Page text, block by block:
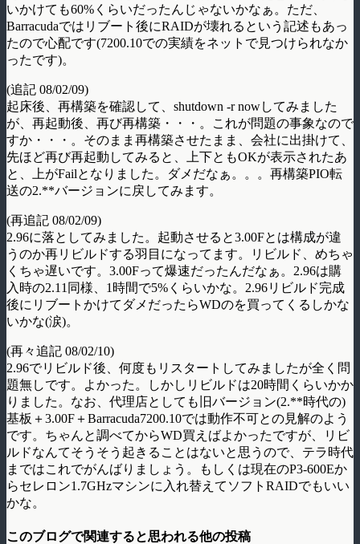
いかけても60%くらいだったんじゃないかなぁ。ただ、
Barracudaではリブート後にRAIDが壊れるという記述もあっ
たので心配です(7200.10での実績をネットで見つけられなか
ったです)。
(追記 08/02/09)
起床後、再構築を確認して、shutdown -r nowしてみました
が、再起動後、再び再構築・・・。これが問題の事象なので
すか・・・。そのまま再構築させたまま、会社に出掛けて、
先ほど再び再起動してみると、上下ともOKが表示されたあ
と、上がFailとなりました。ダメだなぁ。。。再構築PIO転
送の2.**バージョンに戻してみます。
(再追記 08/02/09)
2.96に落としてみました。起動させると3.00Fとは構成が違
うのか再リビルドする羽目になってます。リビルド、めちゃ
くちゃ遅いです。3.00Fって爆速だったんだなぁ。2.96は購
入時の2.11同様、1時間で5%くらいかな。2.96リビルド完成
後にリブートかけてダメだったらWDのを買ってくるしかな
いかな(涙)。
(再々追記 08/02/10)
2.96でリビルド後、何度もリスタートしてみましたが全く問
題無しです。よかった。しかしリビルドは20時間くらいかか
りました。なお、代理店としても旧バージョン(2.**時代の)
基板＋3.00F＋Barracuda7200.10では動作不可との見解のよう
です。ちゃんと調べてからWD買えばよかったですが、リビ
ルドなんてそうそう起きることはないと思うので、テラ時代
まではこれでがんばりましょう。もしくは現在のP3-600Eか
らセレロン1.7GHzマシンに入れ替えてソフトRAIDでもいい
かな。
このブログで関連すると思われる他の投稿